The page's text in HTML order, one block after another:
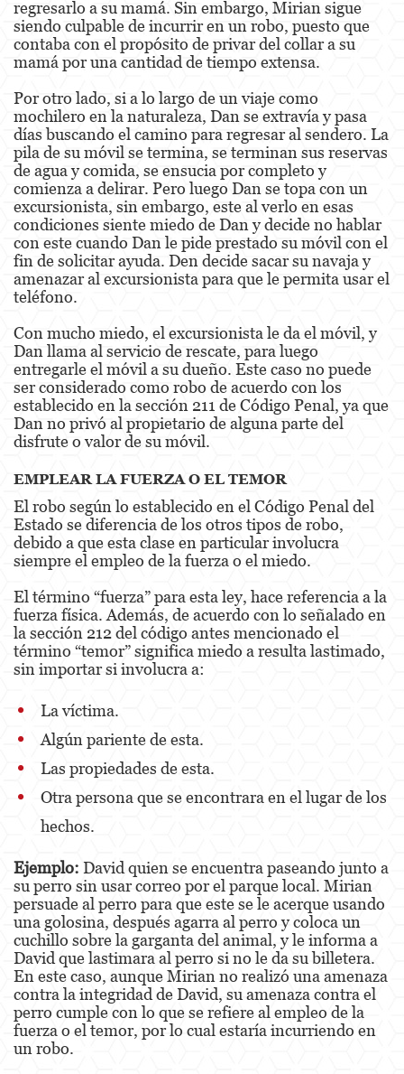
Posesión De Parafernalia De Drogas
Posesión de Sustancias Controladas
Posesión de Sustancias Controladas Para
la Venta
Proposición 36
Transporte de una Sustancia Controlada
para la Venta
Delitos de Fraude
Fraude a la Compensación a los
Fraude a Programas de Asistencia Pública
Fraude al Sistema de Salud
Fraude con Cheques
Fraude de Juego
Fraude de Seguro de Auto
Fraude Del Seguro De Desempleo
Fraude de Tarjetas de Crédito
Fraude Inmobiliario
Práctica No Autorizada de la Medicina
Delitos de Hurto
Hurto Menor
Robo de Caja Fuerte
Robo 459 PC
Robo en Tiendas
Delitos de Robo
Hurto Mayor
regresarlo a su mamá. Sin embargo, Mirian sigue
siendo culpable de incurrir en un robo, puesto que
contaba con el propósito de privar del collar a su
mamá por una cantidad de tiempo extensa.
Por otro lado, si a lo largo de un viaje como
mochilero en la naturaleza, Dan se extravía y pasa
días buscando el camino para regresar al sendero. La
pila de su móvil se termina, se terminan sus reservas
de agua y comida, se ensucia por completo y
comienza a delirar. Pero luego Dan se topa con un
excursionista, sin embargo, este al verlo en esas
condiciones siente miedo de Dan y decide no hablar
con este cuando Dan le pide prestado su móvil con el
fin de solicitar ayuda. Den decide sacar su navaja y
amenazar al excursionista para que le permita usar el
teléfono.
Con mucho miedo, el excursionista le da el móvil, y
Dan llama al servicio de rescate, para luego
entregarle el móvil a su dueño. Este caso no puede
ser considerado como robo de acuerdo con los
establecido en la sección 211 de Código Penal, ya que
Dan no privó al propietario de alguna parte del
disfrute o valor de su móvil.
EMPLEAR LA FUERZA O EL TEMOR
El robo según lo establecido en el Código Penal del
Estado se diferencia de los otros tipos de robo,
debido a que esta clase en particular involucra
siempre el empleo de la fuerza o el miedo.
El término “fuerza” para esta ley, hace referencia a la
fuerza física. Además, de acuerdo con lo señalado en
la sección 212 del código antes mencionado el
término “temor” significa miedo a resulta lastimado,
sin importar si involucra a:
La víctima.
Algún pariente de esta.
Las propiedades de esta.
Otra persona que se encontrara en el lugar de los
hechos.
Ejemplo: David quien se encuentra paseando junto a
su perro sin usar correo por el parque local. Mirian
persuade al perro para que este se le acerque usando
una golosina, después agarra al perro y coloca un
cuchillo sobre la garganta del animal, y le informa a
David que lastimara al perro si no le da su billetera.
En este caso, aunque Mirian no realizó una amenaza
contra la integridad de David, su amenaza contra el
perro cumple con lo que se refiere al empleo de la
fuerza o el temor, por lo cual estaría incurriendo en
un robo.